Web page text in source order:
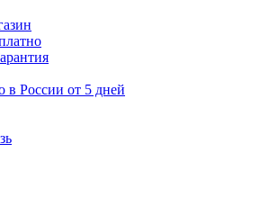
в России от 5 дней